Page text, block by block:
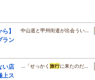
】
ラン
中山道と甲州街道が出会うい…
い店
上ス
…「せっかく 旅行に来たのだ…